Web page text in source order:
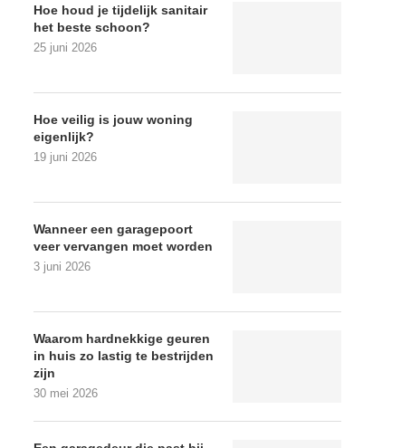
Hoe houd je tijdelijk sanitair
het beste schoon?
25 juni 2026
Hoe veilig is jouw woning
eigenlijk?
19 juni 2026
Wanneer een garagepoort
veer vervangen moet worden
3 juni 2026
Waarom hardnekkige geuren
in huis zo lastig te bestrijden
zijn
30 mei 2026